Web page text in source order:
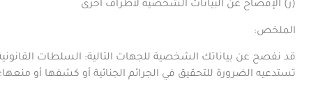
(ز) الإفصاح عن البيانات الشخصية لأطراف أخرى
الملخص:
قد نفصح عن بياناتك الشخصية للجهات التالية: السلطات
تستدعيه الضرورة للتحقيق في الجرائم الجنائية أو كشفها أو